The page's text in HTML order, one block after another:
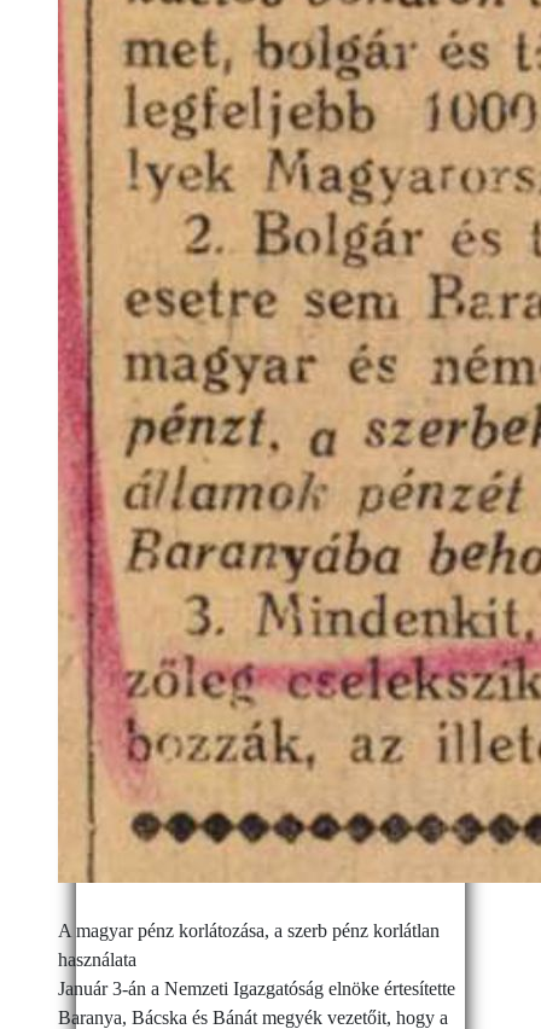
A magyar pénz korlátozása, a szerb pénz korlátlan
használata
Január 3-án a Nemzeti Igazgatóság elnöke értesítette
Baranya, Bácska és Bánát megyék vezetőit, hogy a